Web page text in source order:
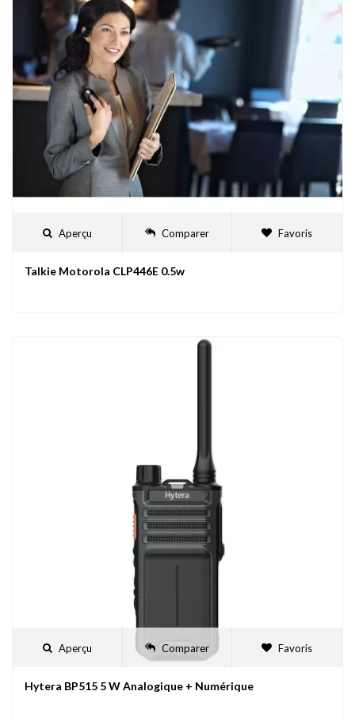
Aperçu Comparer Favoris
Talkie Motorola CLP446E 0.5w
Aperçu Comparer Favoris
Hytera BP515 5 W Analogique + Numérique